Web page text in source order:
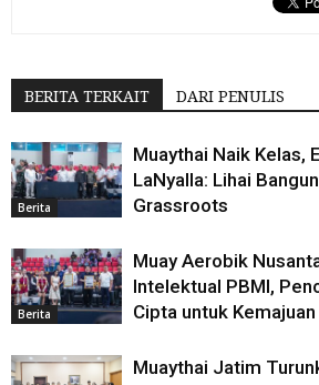
BERITA TERKAIT DARI PENULIS
Berita
Muaythai Naik Kelas,
LaNyalla: Lihai
Grassroots
Berita
Muay Aerobik
Intelektual PBMI,
Cipta untuk
Muaythai Jatim